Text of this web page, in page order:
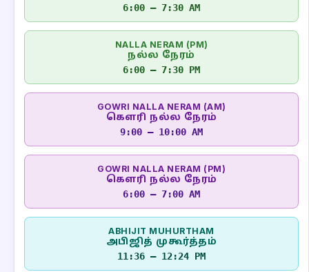
6:00 – 7:30 AM
NALLA NERAM (PM)
நல்ல நேரம்
6:00 – 7:30 PM
GOWRI NALLA NERAM (AM)
கௌரி நல்ல நேரம்
9:00 – 10:00 AM
GOWRI NALLA NERAM (PM)
கௌரி நல்ல நேரம்
6:00 – 7:00 AM
ABHIJIT MUHURTHAM
அபிஜித் முகூர்த்தம்
11:36 – 12:24 PM